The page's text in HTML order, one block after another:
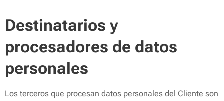
Destinatarios y
procesadores de datos
personales
Los terceros que procesan datos personales del Cliente son